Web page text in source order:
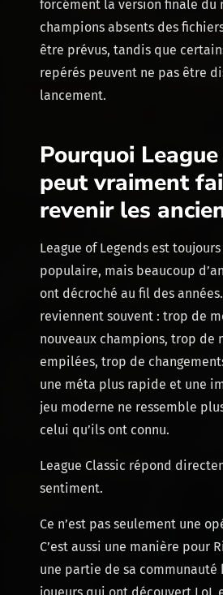
forcément la version finale du
champions absents des
être prévus, tandis que
repérés peuvent ne pas être
lancement.
Pourquoi
peut vraiment
revenir les
League of Legends est
populaire, mais beaucoup
ont décroché au fil des
reviennent souvent : trop de
nouveaux champions, trop de
empilées, trop de
une méta plus rapide et une
jeu moderne ne ressemble
celui qu’ils ont connu.
League Classic répond
sentiment.
Ce n’est pas seulement une
C’est aussi une manière pour
une partie de sa communauté